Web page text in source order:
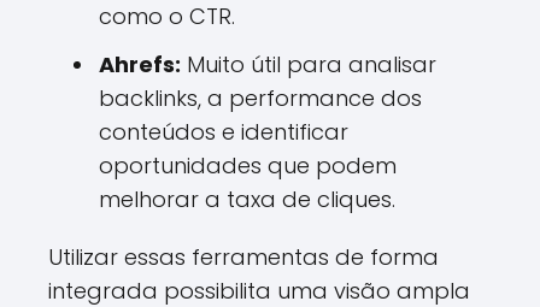
como o CTR.
Ahrefs: Muito útil para analisar
backlinks, a performance dos
conteúdos e identificar
oportunidades que podem
melhorar a taxa de cliques.
Utilizar essas ferramentas de forma
integrada possibilita uma visão ampla